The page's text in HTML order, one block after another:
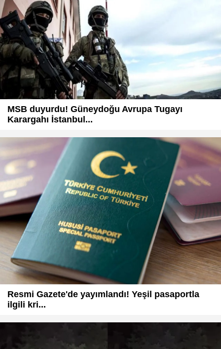
MSB duyurdu! Güneydoğu Avrupa Tugayı
Karargahı İstanbul...
Resmi Gazete'de yayımlandı! Yeşil pasaportla
ilgili kri...